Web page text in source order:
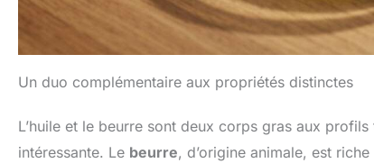
Un duo complémentaire aux propriétés distinctes
L’huile et le beurre sont deux corps gras aux
intéressante. Le beurre, d’origine animale, est riche